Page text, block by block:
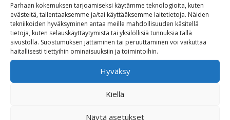
Parhaan kokemuksen tarjoamiseksi käytämme teknologioita, kuten
evästeitä, tallentaaksemme ja/tai käyttääksemme laitetietoja. Näiden
tekniikoiden hyväksyminen antaa meille mahdollisuuden käsitellä
tietoja, kuten selauskäyttäytymistä tai yksilöllisiä tunnuksia tällä
sivustolla. Suostumuksen jättäminen tai peruuttaminen voi vaikuttaa
haitallisesti tiettyihin ominaisuuksiin ja toimintoihin.
Hyväksy
Kiellä
Näytä asetukset